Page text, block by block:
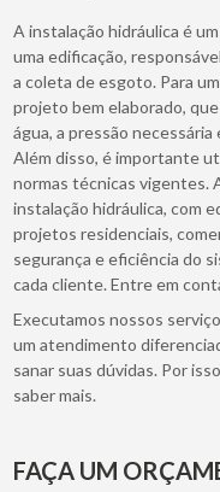
A instalação hidráulica é
uma edificação,
a coleta de esgoto. Para
projeto bem elaborado,
água, a pressão
Além disso, é importante
normas técnicas vigentes.
instalação hidráulica, com
projetos residenciais,
segurança e eficiência do
cada cliente. Entre em
Executamos nossos
um atendimento
sanar suas dúvidas. Por
saber mais.
FAÇA UM